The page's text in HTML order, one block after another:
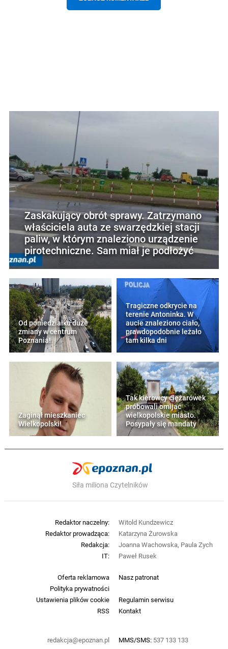
Zaskakujący obrót sprawy. Zatrzymano
właściciela auta ze swarzędzkiej stacji
paliw, w którym znaleziono urządzenie
pirotechniczne. Sam miał je podłożyć
Od poniedziałku duże
zmiany w centrum
Poznania!
Tragiczne odkrycie na
terenie Antoninka. W
aucie znaleziono ciało,
prawdopodobnie leżało
tam kilka dni
Zaginął mieszkaniec
Wielkopolski!
Tak kierowcy ciężarówek
próbowali omijać
wielkopolskie miasto.
Posypały się mandaty
Siła miliona Czytelników
Oferta reklamowa
Nasz patronat
Polityka prywatności
Ustawienia plików cookie
Regulamin serwisu
RSS
Kontakt
redakcja@epoznan.pl MMS/SMS: 537 133 133
Redaktor naczelny:
Witold Kundzewicz
Redaktor prowadząca:
Katarzyna Żurowska
Redakcja:
Joanna Wachowska, Paula Zych
IT:
Paweł Rusek